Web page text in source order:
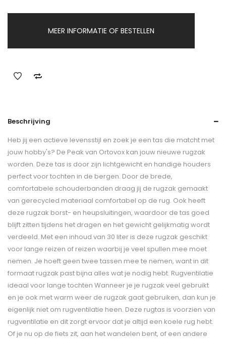
MEER INFORMATIE OF BESTELLEN
Beschrijving
Heb jij een actieve levensstijl en zoek je een tas die matcht met
jouw hobby's? De Peak van Ortovox kan jouw nieuwe rugzak
worden. Deze tas is door zijn lichtgewicht en handige houders
perfect voor tochten in de bergen. Door de brede,
comfortabele schouderbanden draag jij de rugzak gemaakt
van gerecycled materiaal comfortabel op de rug. Ook heeft
deze rugzak borst- en heupsluitingen, waardoor de tas goed
blijft zitten tijdens het dragen en het gewicht gelijkmatig wordt
verdeeld. Met een inhoud van 30 liter is deze rugzak geschikt
voor lange reizen of reizen waarbij je veel spullen mee moet
nemen. Je hoeft geen twee tassen mee te nemen, want in dit
formaat rugzak past bijna alles wat je nodig hebt. Rugventilatie
ideaal voor lange tochten Wanneer je je rugzak veel gebruikt
en je ook met warm weer de rugzak gaat gebruiken, dan kun je
eigenlijk niet om rugventilatie heen. Deze rugtas is voorzien van
rugventilatie en dit zorgt ervoor dat je altijd een koele rug hebt.
Of je nu op de fiets zit, aan het wandelen bent, of een andere